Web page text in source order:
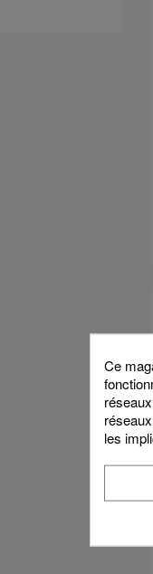
Ce
les